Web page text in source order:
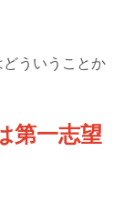
ういうことか
第一志望